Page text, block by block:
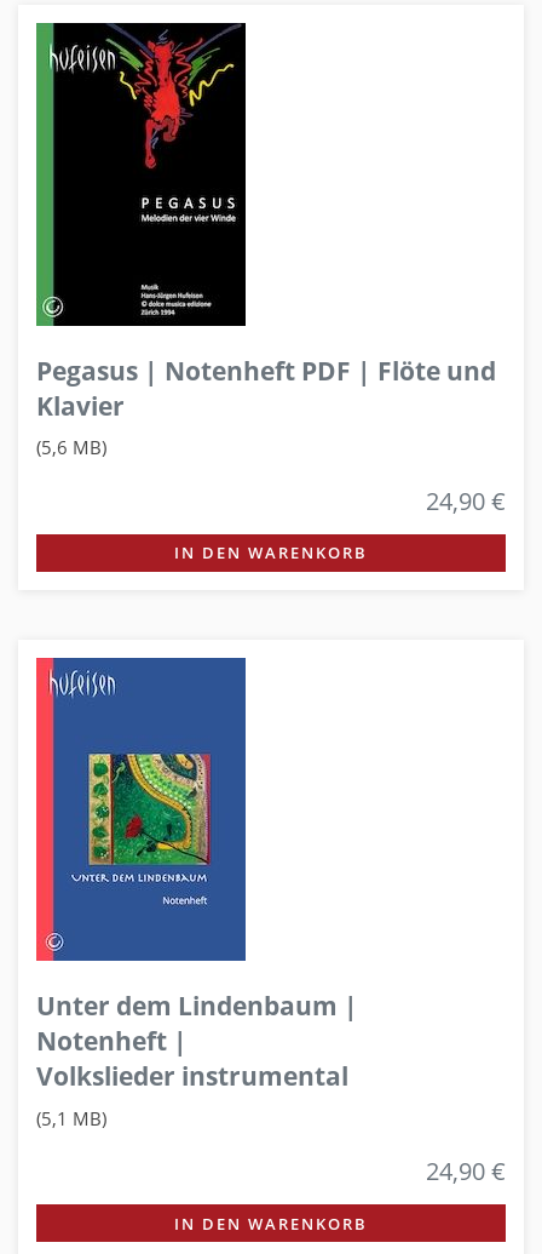
Pegasus | Notenheft PDF | Flöte und
Klavier
(5,6 MB)
24,90 €
IN DEN WARENKORB
Unter dem Lindenbaum |
Notenheft |
Volkslieder instrumental
(5,1 MB)
24,90 €
IN DEN WARENKORB